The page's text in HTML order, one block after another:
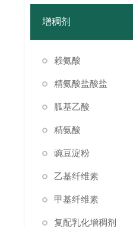
增稠剂
赖氨酸
精氨酸盐酸盐
胍基乙酸
精氨酸
豌豆淀粉
乙基纤维素
甲基纤维素
复配乳化增稠剂